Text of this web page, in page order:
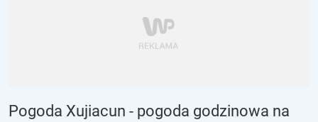
Pogoda Xujiacun - pogoda godzinowa na